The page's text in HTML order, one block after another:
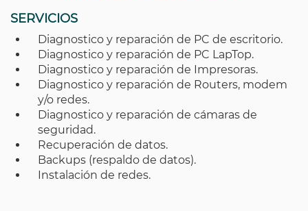
SERVICIOS
Diagnostico y reparación de PC de escritorio.
Diagnostico y reparación de PC LapTop.
Diagnostico y reparación de Impresoras.
Diagnostico y reparación de Routers, modem
y/o redes.
Diagnostico y reparación de cámaras de
seguridad.
Recuperación de datos.
Backups (respaldo de datos).
Instalación de redes.